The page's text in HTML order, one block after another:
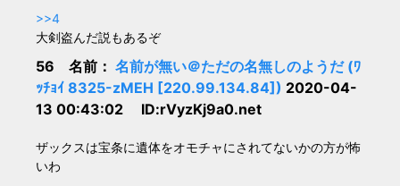
>>4
大剣盗んだ説もあるぞ
56 名前： 名前が無い＠ただの名無しのようだ (ﾜ
ｯﾁｮｲ 8325-zMEH [220.99.134.84]) 2020-04-
13 00:43:02 ID:rVyzKj9a0.net
ザックスは宝条に遺体をオモチャにされてないかの方が怖
いわ